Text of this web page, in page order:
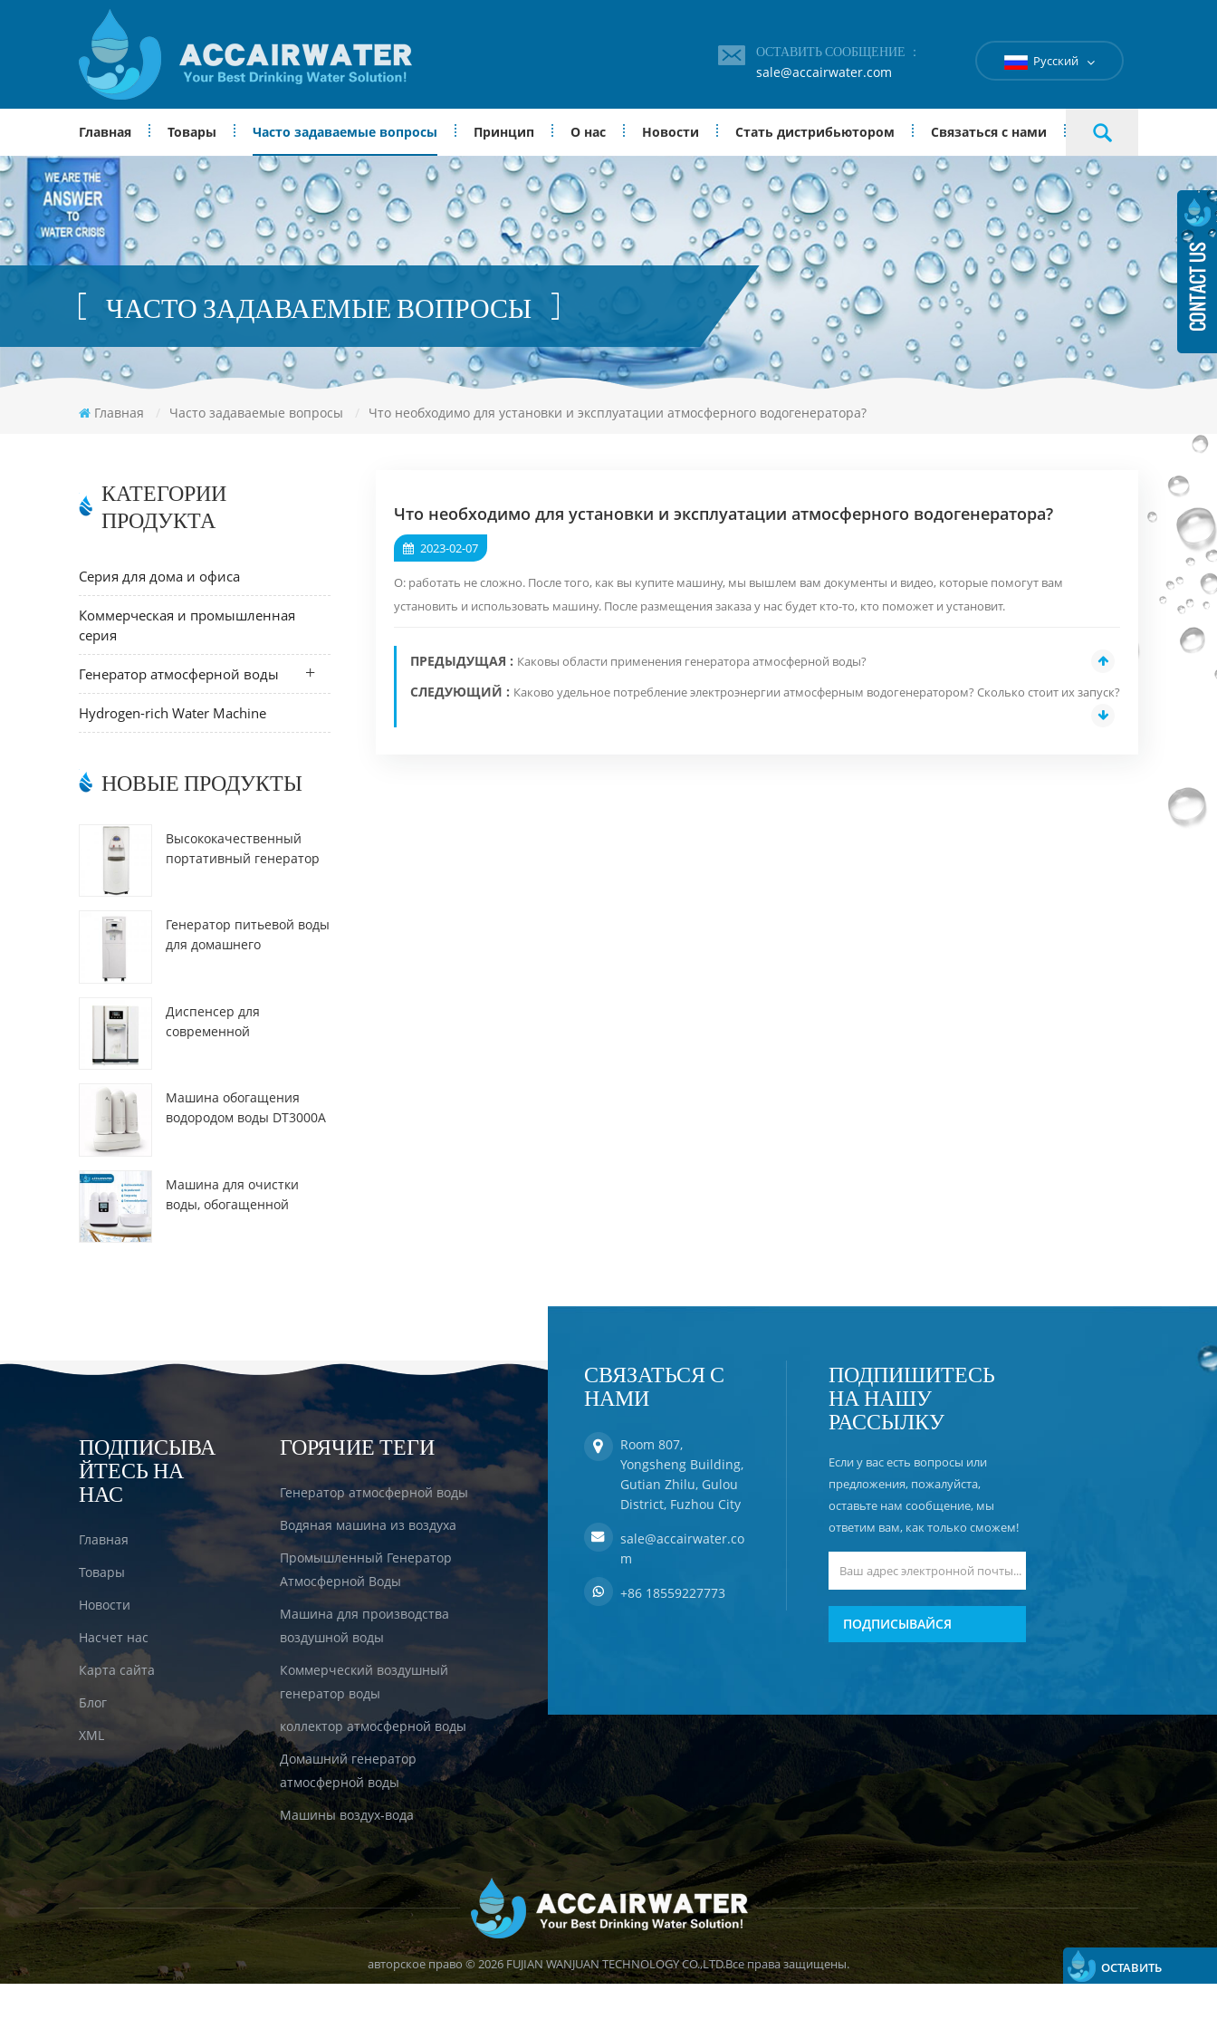
ОСТАВИТЬ СООБЩЕНИЕ ：
sale@accairwater.com
Русский
Главная Товары Часто задаваемые вопросы Принцип О нас Новости Стать дистрибьютором Связаться с нами
ЧАСТО ЗАДАВАЕМЫЕ ВОПРОСЫ
Главная / Часто задаваемые вопросы / Что необходимо для установки и эксплуатации атмосферного водогенератора?
КАТЕГОРИИ
ПРОДУКТА
Серия для дома и офиса
Коммерческая и промышленная
серия
Генератор атмосферной воды
Hydrogen-rich Water Machine
НОВЫЕ ПРОДУКТЫ
Высококачественный
портативный генератор
Генератор питьевой воды
для домашнего
Диспенсер для
современной
ZL9510W
Машина обогащения
водородом воды DT3000A
Машина для очистки
воды, обогащенной
Что необходимо для установки и эксплуатации атмосферного водогенератора?
2023-02-07
О: работать не сложно. После того, как вы купите машину, мы вышлем вам документы и видео, которые помогут вам
установить и использовать машину. После размещения заказа у нас будет кто-то, кто поможет и установит.
ПРЕДЫДУЩАЯ : Каковы области применения генератора атмосферной воды?
СЛЕДУЮЩИЙ : Каково удельное потребление электроэнергии атмосферным водогенератором? Сколько стоит их запуск?
ПОДПИСЫВА
ЙТЕСЬ НА
НАС
Главная
Товары
Новости
Насчет нас
Карта сайта
Блог
XML
ГОРЯЧИЕ ТЕГИ
Генератор атмосферной воды
Водяная машина из воздуха
Промышленный Генератор
Атмосферной Воды
Машина для производства
воздушной воды
Коммерческий воздушный
генератор воды
коллектор атмосферной воды
Домашний генератор
атмосферной воды
Машины воздух-вода
СВЯЗАТЬСЯ С
НАМИ
Room 807,
Yongsheng Building,
Gutian Zhilu, Gulou
District, Fuzhou City
sale@accairwater.co
m
+86 18559227773
ПОДПИШИТЕСЬ
НА НАШУ
РАССЫЛКУ
Если у вас есть вопросы или
предложения, пожалуйста,
оставьте нам сообщение, мы
ответим вам, как только сможем!
ПОДПИСЫВАЙСЯ
авторское право © 2026 FUJIAN WANJUAN TECHNOLOGY CO.,LTD.Все права защищены.
ОСТАВИТЬ